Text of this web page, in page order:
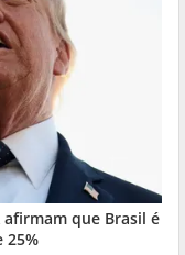
afirmam que Brasil é
25%